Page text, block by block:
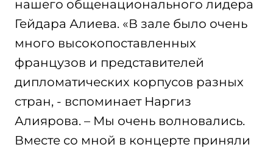
нашего общенационального лидера
Гейдара Алиева. «В зале было очень
много высокопоставленных
французов и представителей
дипломатических корпусов разных
стран, - вспоминает Наргиз
Алиярова. – Мы очень волновались.
Вместе со мной в концерте приняли